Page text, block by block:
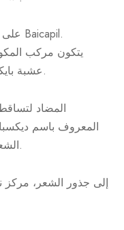
يحتوي Priorin Liquid على مركب المكونات Baicapil.
يتكون مركب
عشبة بايكال ومستخلصات براعم الصويا والقمح.
الشعر فحسب، بل يغذي فروة الرأس أيضًا.